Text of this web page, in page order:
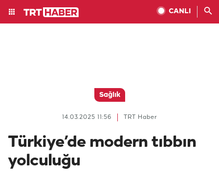
CANLI
Sağlık
TRT Haber
14.03.2025 11:56
Türkiye’de modern tıbbın
yolculuğu